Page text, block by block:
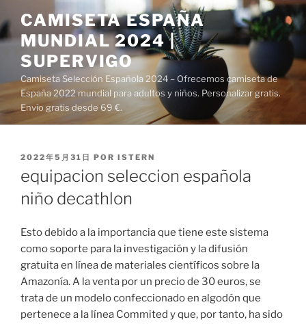
al
contenido
CAMISETA ESPAÑA
MUNDIAL 2024 |
SUPERVIGO
Camiseta Selección Española 2024 – Ofrecemos camiseta de
España 2022 mundial para adultos y niños. Personalizar gratis.
Envío gratis desde 69 €.
PUBLICADO
2022年5月31日 POR ISTERN
equipacion seleccion española
niño decathlon
Esto debido a la importancia que tiene este sistema
como soporte para la investigación y la difusión
gratuita en línea de materiales científicos sobre la
Amazonía. A la venta por un precio de 30 euros, se
trata de un modelo confeccionado en algodón que
pertenece a la línea Commited y que, por tanto, ha sido